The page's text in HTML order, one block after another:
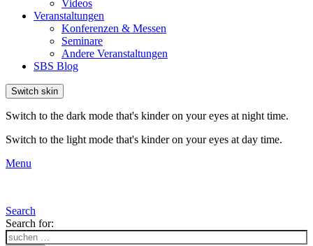
Videos
Veranstaltungen
Konferenzen & Messen
Seminare
Andere Veranstaltungen
SBS Blog
Switch skin
Switch to the dark mode that's kinder on your eyes at night time.
Switch to the light mode that's kinder on your eyes at day time.
Menu
Search
Search for: